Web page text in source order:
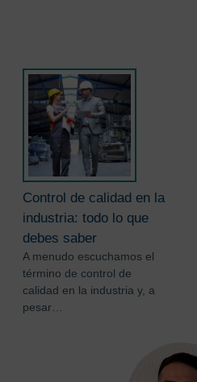
Control de calidad en la
industria: todo lo que
debes saber
A menudo escuchamos el
término de control de
calidad en la industria y, a
pesar…